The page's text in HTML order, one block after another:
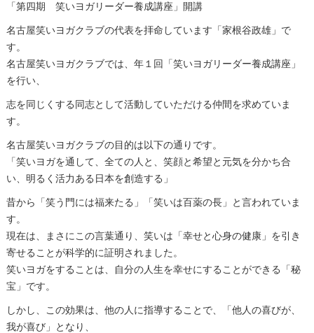
「第四期 笑いヨガリーダー養成講座」開講
名古屋笑いヨガクラブの代表を拝命しています「家根谷政雄」で
す。
名古屋笑いヨガクラブでは、年１回「笑いヨガリーダー養成講座」
を行い、
志を同じくする同志として活動していただける仲間を求めていま
す。
名古屋笑いヨガクラブの目的は以下の通りです。
「笑いヨガを通して、全ての人と、笑顔と希望と元気を分かち合
い、明るく活力ある日本を創造する」
昔から「笑う門には福来たる」「笑いは百薬の長」と言われていま
す。
現在は、まさにこの言葉通り、笑いは「幸せと心身の健康」を引き
寄せることが科学的に証明されました。
笑いヨガをすることは、自分の人生を幸せにすることができる「秘
宝」です。
しかし、この効果は、他の人に指導することで、「他人の喜びが、
我が喜び」となり、